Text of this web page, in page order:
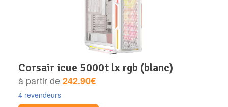
corsair icue 5000t lx rgb (blanc)
à partir de242.90€
4 revendeurs